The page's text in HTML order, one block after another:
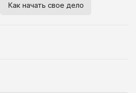
Как начать свое дело